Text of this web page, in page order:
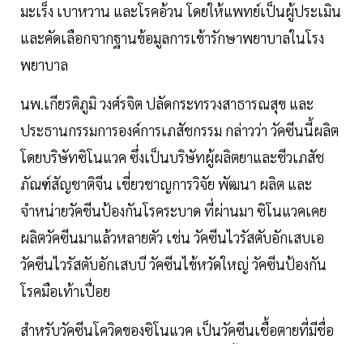
มะเร็ง เบาหวาน และโรคอ้วน โดยให้แพทย์เป็นผู้ประเมิน
และคัดเลือกจากฐานข้อมูลการเข้ารักษาพยาบาลในโรง
พยาบาล
นพ.เกียรติภูมิ วงศ์รจิต ปลัดกระทรวงสาธารณสุข และ
ประธานกรรมการองค์การเภสัชกรรม กล่าวว่า วัคซีนนี้ผลิต
โดยบริษัทซิโนแวค ซึ่งเป็นบริษัทผู้ผลิตยาและชีวเภสัช
ภัณฑ์สัญชาติจีน เชี่ยวชาญการวิจัย พัฒนา ผลิต และ
จำหน่ายวัคชีนป้องกันโรคระบาด ที่ผ่านมา ซิโนแวคเคย
ผลิตวัคซีนมาแล้วหลายตัว เช่น วัคซีนไวรัสตับอักเสบเอ
วัคซีนไวรัสตับอักเสบบี วัคซีนไข้หวัดใหญ่ วัคซีนป้องกัน
โรคมือเท้าเปื่อย
สำหรับวัคซีนโควิดของซิโนแวค เป็นวัคซีนเชื้อตายที่มีชื่อ